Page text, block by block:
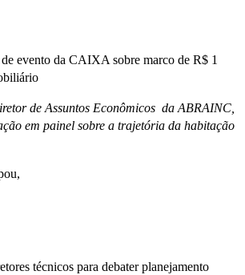
evento da CAIXA sobre marco de R$ 1
de Assuntos Econômicos da ABRAINC,
em painel sobre a trajetória da habitação
técnicos para debater planejamento